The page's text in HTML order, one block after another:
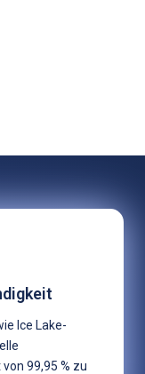
Ice Lake-
99,95 % zu